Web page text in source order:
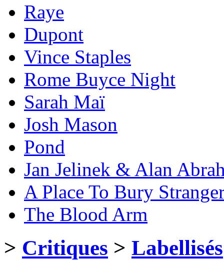
Raye
Dupont
Vince Staples
Rome Buyce Night
Sarah Maï
Josh Mason
Pond
Jan Jelinek & Alan
A Place To Bury
The Blood Arm
> Critiques > Labellisés